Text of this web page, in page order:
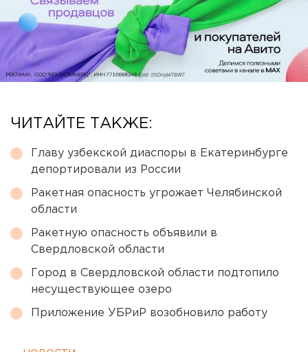
ЧИТАЙТЕ ТАКЖЕ:
Главу узбекской диаспоры в Екатеринбурге
депортировали из России
Ракетная опасность угрожает Челябинской
области
Ракетную опасность объявили в
Свердловской области
Город в Свердловской области подтопило
несуществующее озеро
Приложение УБРиР возобновило работу